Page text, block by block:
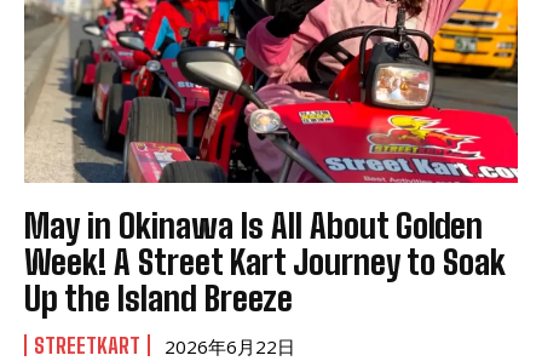
May in Okinawa Is All About Golden
Week! A Street Kart Journey to Soak
Up the Island Breeze
STREETKART 2026年6月22日